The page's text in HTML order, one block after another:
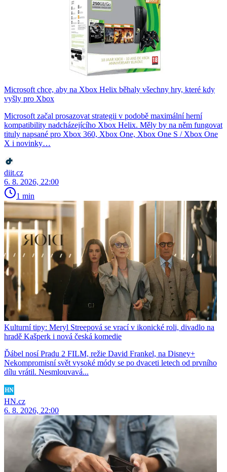
Microsoft chce, aby na Xbox Helix běhaly všechny hry, které kdy
vyšly pro Xbox
Microsoft začal prosazovat strategii v podobě maximální herní
kompatibility nadcházejícího Xbox Helix. Měly by na něm fungovat
tituly napsané pro Xbox 360, Xbox One, Xbox One S / Xbox One
X i novinky…
diit.cz
6. 8. 2026, 22:00
1 min
Kulturní tipy: Meryl Streepová se vrací v ikonické roli, divadlo na
hradě Kašperk i nová česká komedie
Ďábel nosí Pradu 2 FILM, režie David Frankel, na Disney+
Nekompromisní svět vysoké módy se po dvaceti letech od prvního
dílu vrátil. Nesmlouvavá...
HN.cz
6. 8. 2026, 22:00